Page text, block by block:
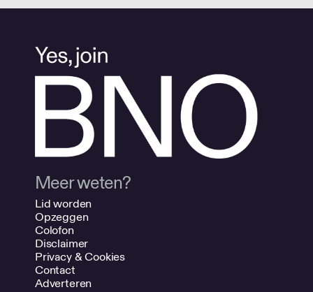
Meer weten?
Lid worden
Opzeggen
Colofon
Disclaimer
Privacy & Cookies
Contact
Adverteren